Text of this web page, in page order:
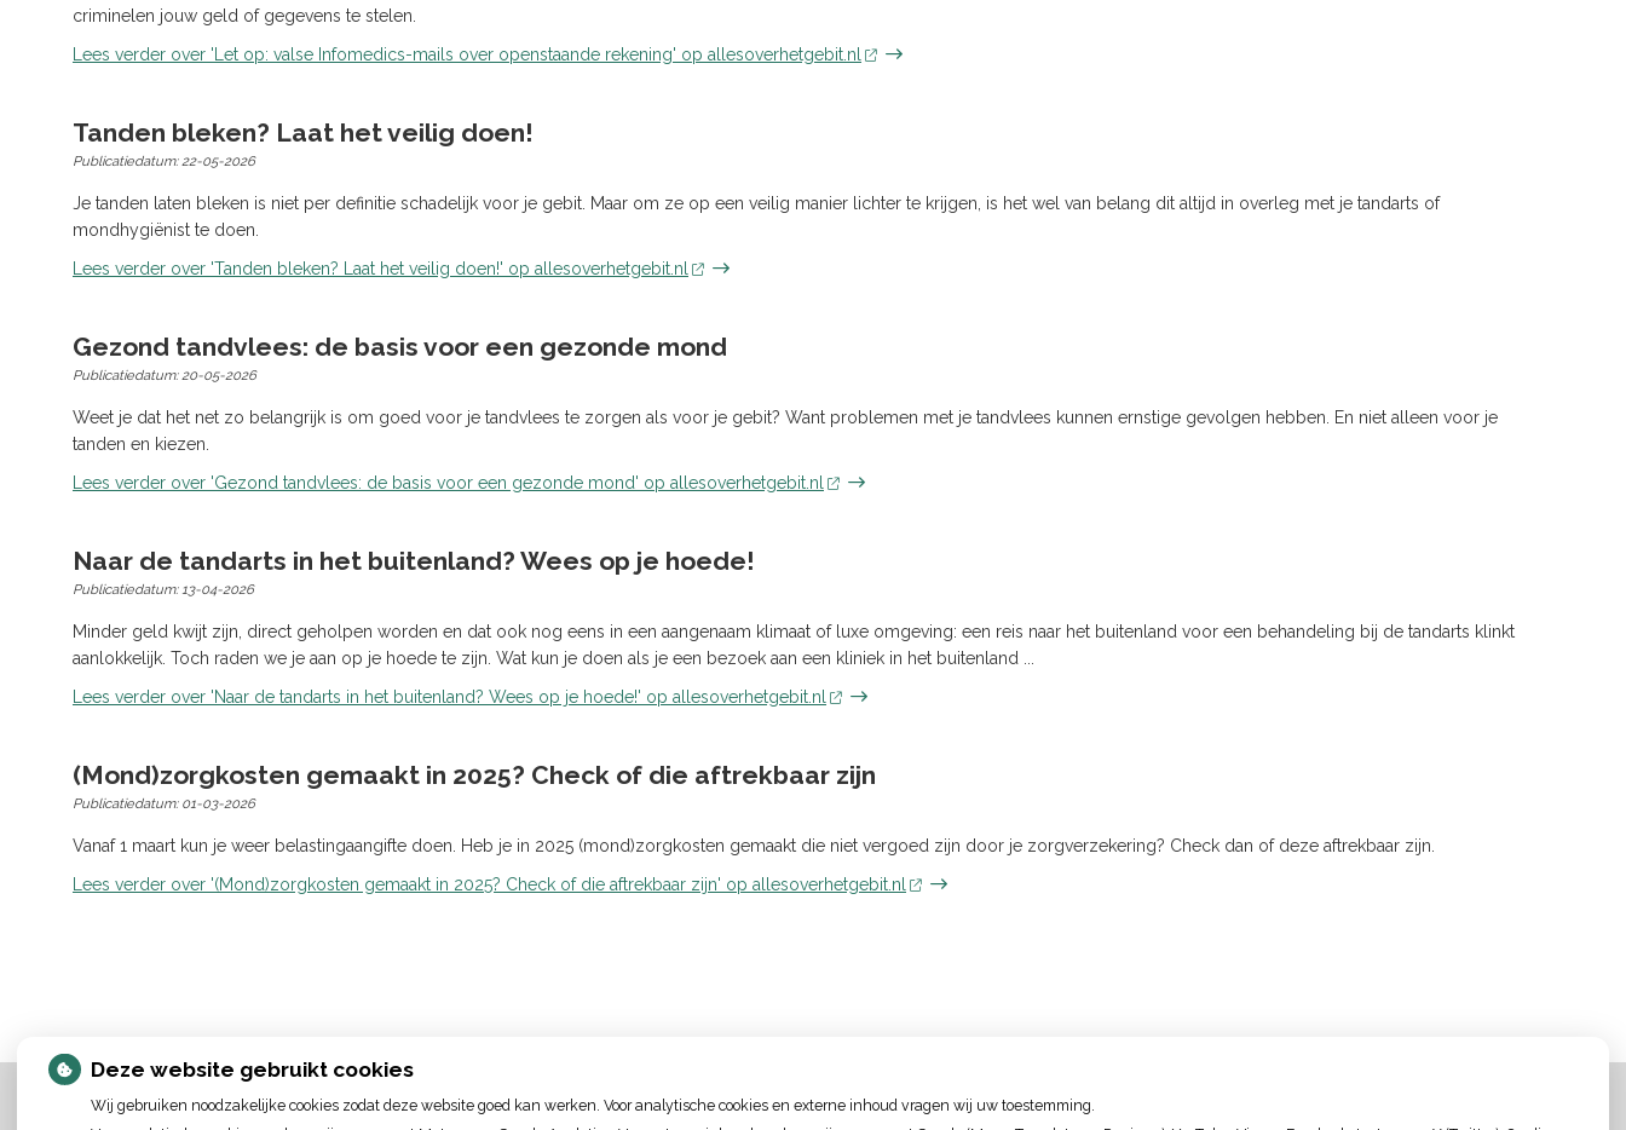
criminelen jouw geld of gegevens te stelen.
Lees verder over 'Let op: valse Infomedics-mails over openstaande rekening' op allesoverhetgebit.nl
Tanden bleken? Laat het veilig doen!
Publicatiedatum: 22-05-2026
Je tanden laten bleken is niet per definitie schadelijk voor je gebit. Maar om ze op een veilig manier lichter te krijgen, is het wel van belang dit altijd in overleg met je tandarts of
mondhygiënist te doen.
Lees verder over 'Tanden bleken? Laat het veilig doen!' op allesoverhetgebit.nl
Gezond tandvlees: de basis voor een gezonde mond
Publicatiedatum: 20-05-2026
Weet je dat het net zo belangrijk is om goed voor je tandvlees te zorgen als voor je gebit? Want problemen met je tandvlees kunnen ernstige gevolgen hebben. En niet alleen voor je
tanden en kiezen.
Lees verder over 'Gezond tandvlees: de basis voor een gezonde mond' op allesoverhetgebit.nl
Naar de tandarts in het buitenland? Wees op je hoede!
Publicatiedatum: 13-04-2026
Minder geld kwijt zijn, direct geholpen worden en dat ook nog eens in een aangenaam klimaat of luxe omgeving: een reis naar het buitenland voor een behandeling bij de tandarts klinkt
aanlokkelijk. Toch raden we je aan op je hoede te zijn. Wat kun je doen als je een bezoek aan een kliniek in het buitenland ...
Lees verder over 'Naar de tandarts in het buitenland? Wees op je hoede!' op allesoverhetgebit.nl
(Mond)zorgkosten gemaakt in 2025? Check of die aftrekbaar zijn
Publicatiedatum: 01-03-2026
Vanaf 1 maart kun je weer belastingaangifte doen. Heb je in 2025 (mond)zorgkosten gemaakt die niet vergoed zijn door je zorgverzekering? Check dan of deze aftrekbaar zijn.
Lees verder over '(Mond)zorgkosten gemaakt in 2025? Check of die aftrekbaar zijn' op allesoverhetgebit.nl
Deze website gebruikt cookies
Wij gebruiken noodzakelijke cookies zodat deze website goed kan werken. Voor analytische cookies en externe inhoud vragen wij uw toestemming.